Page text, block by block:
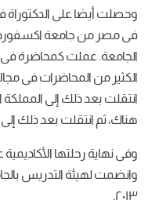
وحصلت أيضا على
فى مصر من جامعة
الجامعة. عملت كمحاضرة فى
الكثير من المحاضرات فى
انتقلت بعد ذلك إلى
هناك، ثم انتقلت بعد ذلك
وفى نهاية رحلتها
وانضمت لهيئة التدريس
٢۰١٣.